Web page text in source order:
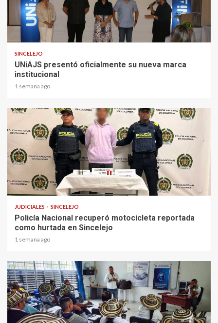
2 min read
SINCELEJO
UNiAJS presentó oficialmente su nueva marca
institucional
1 semana ago
1 min read
JUDICIALES SINCELEJO
Policía Nacional recuperó motocicleta reportada
como hurtada en Sincelejo
1 semana ago